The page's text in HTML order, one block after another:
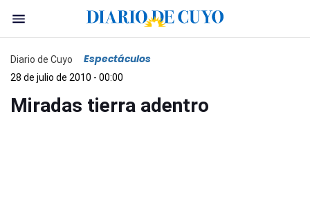
Diario de Cuyo Espectáculos
28 de julio de 2010 - 00:00
Miradas tierra adentro